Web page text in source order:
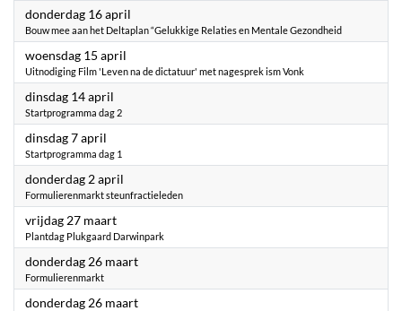
donderdag 16 april
Bouw mee aan het Deltaplan “Gelukkige Relaties en Mentale Gezondheid
woensdag 15 april
Uitnodiging Film 'Leven na de dictatuur' met nagesprek ism Vonk
dinsdag 14 april
Startprogramma dag 2
dinsdag 7 april
Startprogramma dag 1
donderdag 2 april
Formulierenmarkt steunfractieleden
vrijdag 27 maart2026
Plantdag Plukgaard Darwinpark
donderdag 26 maart2026
Formulierenmarkt
donderdag 26 maart2026